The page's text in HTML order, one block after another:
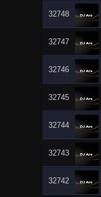
32748
32747
32746
32745
32744
32743
32742